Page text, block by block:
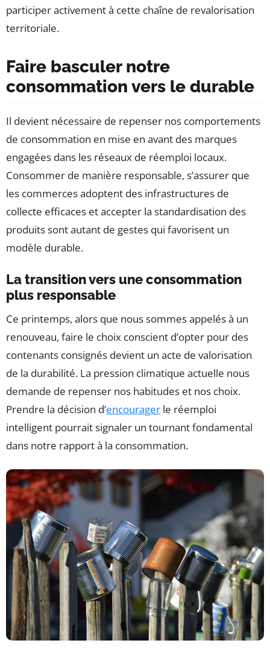
participer activement à cette chaîne de revalorisation
territoriale.
Faire basculer notre
consommation vers le durable
Il devient nécessaire de repenser nos comportements
de consommation en mise en avant des marques
engagées dans les réseaux de réemploi locaux.
Consommer de manière responsable, s’assurer que
les commerces adoptent des infrastructures de
collecte efficaces et accepter la standardisation des
produits sont autant de gestes qui favorisent un
modèle durable.
La transition vers une consommation
plus responsable
Ce printemps, alors que nous sommes appelés à un
renouveau, faire le choix conscient d’opter pour des
contenants consignés devient un acte de valorisation
de la durabilité. La pression climatique actuelle nous
demande de repenser nos habitudes et nos choix.
Prendre la décision d’encourager le réemploi
intelligent pourrait signaler un tournant fondamental
dans notre rapport à la consommation.